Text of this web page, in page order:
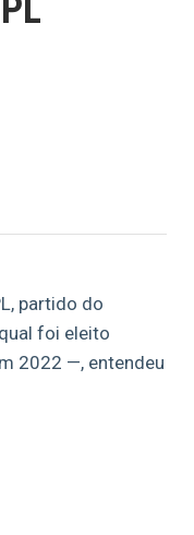
partido do
foi eleito
2022 —, entendeu